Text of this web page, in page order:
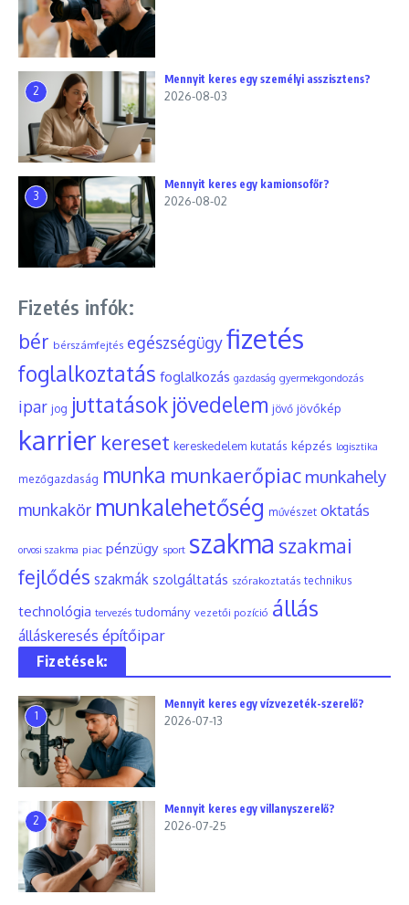
2
Mennyit keres egy személyi asszisztens?
2026-08-03
3
Mennyit keres egy kamionsofőr?
2026-08-02
Fizetés infók:
bér bérszámfejtés egészségügyfizetés
foglalkoztatás foglalkozás gazdaság gyermekgondozás
ipar jog juttatások jövedelem jövő jövőkép
karrier kereset kereskedelem kutatás képzés logisztika
mezőgazdaság munka munkaerőpiac munkahely
munkakör munkalehetőség művészet oktatás
orvosi szakma piac pénzügy sport szakma szakmai
fejlődés szakmák szolgáltatás szórakoztatás technikus
technológia tervezés tudomány vezetői pozíció állás
álláskeresés építőipar
Fizetések:
1
Mennyit keres egy vízvezeték-szerelő?
2026-07-13
2
Mennyit keres egy villanyszerelő?
2026-07-25